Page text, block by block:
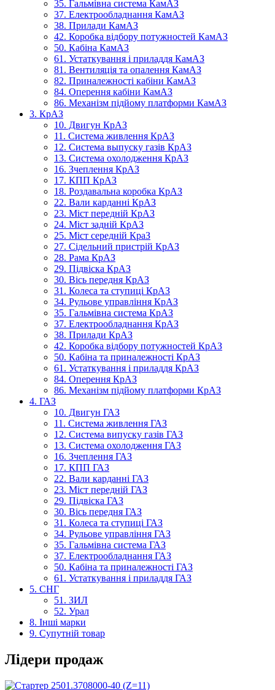
35. Гальмівна система КамАЗ
37. Електрообладнання КамАЗ
38. Прилади КамАЗ
42. Коробка відбору потужностей КамАЗ
50. Кабіна КамАЗ
61. Устаткування і приладдя КамАЗ
81. Вентиляція та опалення КамАЗ
82. Приналежності кабіни КамАЗ
84. Оперення кабіни КамАЗ
86. Механізм підйому платформи КамАЗ
3. КрАЗ
10. Двигун КрАЗ
11. Система живлення КрАЗ
12. Система выпуску газів КрАЗ
13. Система охолодження КрАЗ
16. Зчеплення КрАЗ
17. КПП КрАЗ
18. Роздавальна коробка КрАЗ
22. Вали карданні КрАЗ
23. Міст передній КрАЗ
24. Міст задній КрАЗ
25. Міст середній КраЗ
27. Сідельний пристрій КрАЗ
28. Рама КрАЗ
29. Підвіска КрАЗ
30. Вісь передня КрАЗ
31. Колеса та ступиці КрАЗ
34. Рульове управління КрАЗ
35. Гальмівна система КрАЗ
37. Електрообладнання КрАЗ
38. Прилади КрАЗ
42. Коробка відбору потужностей КрАЗ
50. Кабіна та приналежності КрАЗ
61. Устаткування і приладдя КрАЗ
84. Оперення КрАЗ
86. Механізм підйому платформи КрАЗ
4. ГАЗ
10. Двигун ГАЗ
11. Система живлення ГАЗ
12. Система випуску газів ГАЗ
13. Система охолодження ГАЗ
16. Зчеплення ГАЗ
17. КПП ГАЗ
22. Вали карданні ГАЗ
23. Міст передній ГАЗ
29. Підвіска ГАЗ
30. Вісь передня ГАЗ
31. Колеса та ступиці ГАЗ
34. Рульове управління ГАЗ
35. Гальмівна система ГАЗ
37. Електрообладнання ГАЗ
50. Кабіна та приналежності ГАЗ
61. Устаткування і приладдя ГАЗ
5. СНГ
51. ЗИЛ
52. Урал
8. Інші марки
9. Супутній товар
Лідери продаж